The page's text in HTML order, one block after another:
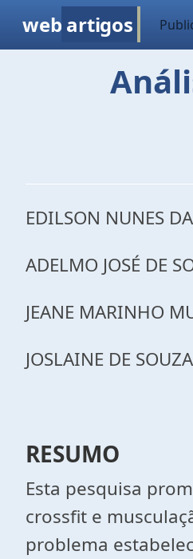
web artigos
EDILSON NUNES
ADELMO JOSÉ DE
JEANE MARINHO
JOSLAINE DE
RESUMO
Esta pesquisa
crossfit e
problema